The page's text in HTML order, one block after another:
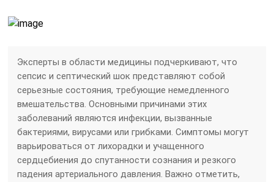
Эксперты в области медицины подчеркивают, что
сепсис и септический шок представляют собой
серьезные состояния, требующие немедленного
вмешательства. Основными причинами этих
заболеваний являются инфекции, вызванные
бактериями, вирусами или грибками. Симптомы могут
варьироваться от лихорадки и учащенного
сердцебиения до спутанности сознания и резкого
падения артериального давления. Важно отметить,